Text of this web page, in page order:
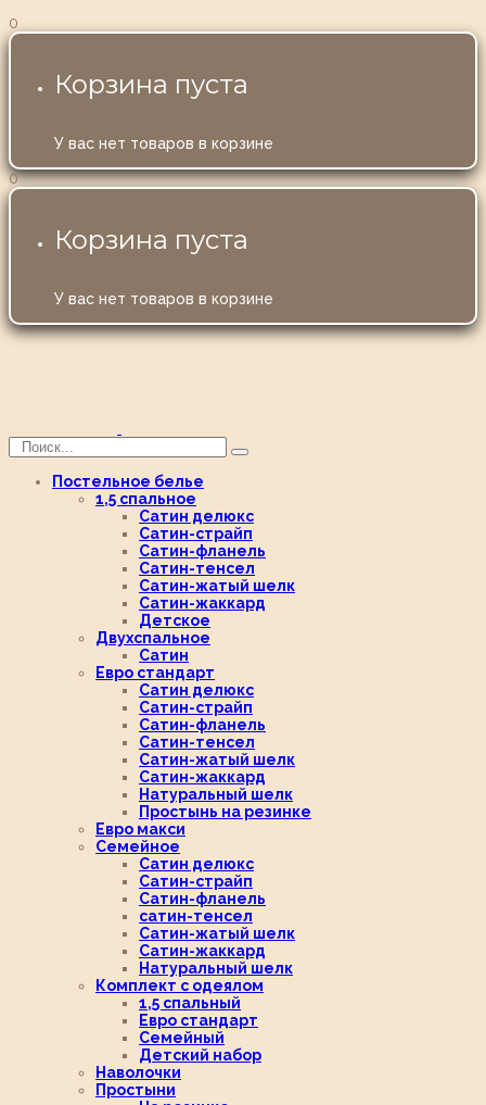
0
Корзина пуста
У вас нет товаров в корзине
0
Корзина пуста
У вас нет товаров в корзине
Постельное белье
1,5 спальное
Сатин делюкс
Сатин-страйп
Сатин-фланель
Сатин-тенсел
Сатин-жатый шелк
Сатин-жаккард
Детское
Двухспальное
Сатин
Евро стандарт
Сатин делюкс
Сатин-страйп
Сатин-фланель
Сатин-тенсел
Сатин-жатый шелк
Сатин-жаккард
Натуральный шелк
Простынь на резинке
Евро макси
Семейное
Сатин делюкс
Сатин-страйп
Сатин-фланель
сатин-тенсел
Сатин-жатый шелк
Сатин-жаккард
Натуральный шелк
Комплект с одеялом
1,5 спальный
Евро стандарт
Семейный
Детский набор
Наволочки
Простыни